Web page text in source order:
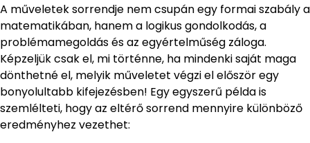
A műveletek sorrendje nem csupán egy formai szabály a
matematikában, hanem a logikus gondolkodás, a
problémamegoldás és az egyértelműség záloga.
Képzeljük csak el, mi történne, ha mindenki saját maga
dönthetné el, melyik műveletet végzi el először egy
bonyolultabb kifejezésben! Egy egyszerű példa is
szemlélteti, hogy az eltérő sorrend mennyire különböző
eredményhez vezethet: